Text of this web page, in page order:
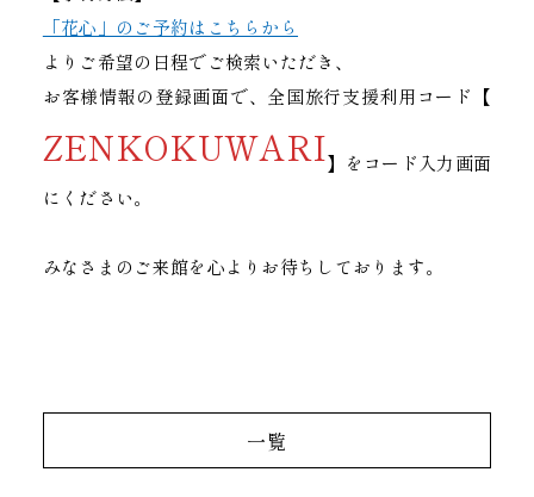
「花心」のご予約はこちらから
よりご希望の日程でご検索いただき、
お客様情報の登録画面で、全国旅行支援利用コード【
ZENKOKUWARI】をコード入力画面
にください。
みなさまのご来館を心よりお待ちしております。
一覧